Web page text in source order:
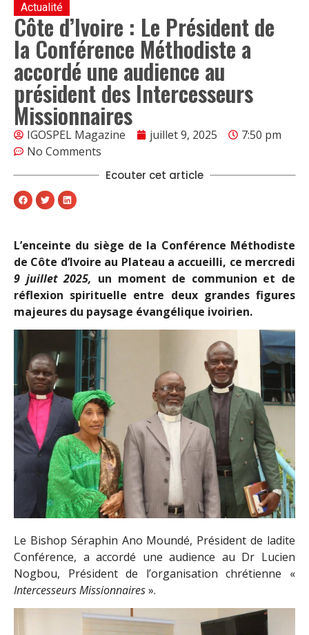
Actualité
Côte d’Ivoire : Le Président de
la Conférence Méthodiste a
accordé une audience au
président des Intercesseurs
Missionnaires
IGOSPEL Magazine juillet 9, 2025
7:50 pm
No Comments
Ecouter cet article
L’enceinte du siège de la Conférence Méthodiste
de Côte d’Ivoire au Plateau a accueilli, ce mercredi
9 juillet 2025, un moment de communion et de
réflexion spirituelle entre deux grandes figures
majeures du paysage évangélique ivoirien.
Le Bishop Séraphin Ano Moundé, Président de ladite
Conférence, a accordé une audience au Dr Lucien
Nogbou, Président de l’organisation chrétienne «
Intercesseurs Missionnaires».